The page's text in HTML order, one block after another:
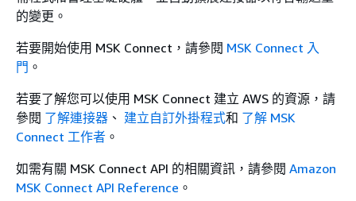
的變更。
若要開始使用 MSK Connect，請參閱 MSK Connect 入
門 。
若要了解您可以使用 MSK Connect 建立 AWS 的資源，請
參閱 了解連接器 、 建立自訂外掛程式和 了解 MSK
Connect 工作者 。
如需有關 MSK Connect API 的相關資訊，請參閱 Amazon
MSK Connect API Reference 。